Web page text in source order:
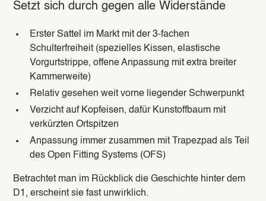
Setzt sich durch gegen alle Widerstände
Erster Sattel im Markt mit der 3-fachen
Schulterfreiheit (spezielles Kissen, elastische
Vorgurtstrippe, offene Anpassung mit extra breiter
Kammerweite)
Relativ gesehen weit vorne liegender Schwerpunkt
Verzicht auf Kopfeisen, dafür Kunstoffbaum mit
verkürzten Ortspitzen
Anpassung immer zusammen mit Trapezpad als Teil
des Open Fitting Systems (OFS)
Betrachtet man im Rückblick die Geschichte hinter dem
D1, erscheint sie fast unwirklich.